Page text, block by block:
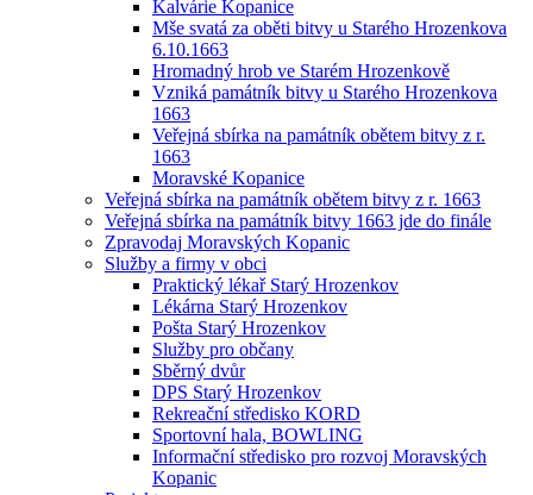
Kalvárie Kopanice
Mše svatá za oběti bitvy u Starého Hrozenkova
6.10.1663
Hromadný hrob ve Starém Hrozenkově
Vzniká památník bitvy u Starého Hrozenkova
1663
Veřejná sbírka na památník obětem bitvy z r.
1663
Moravské Kopanice
Veřejná sbírka na památník obětem bitvy z r. 1663
Veřejná sbírka na památník bitvy 1663 jde do finále
Zpravodaj Moravských Kopanic
Služby a firmy v obci
Praktický lékař Starý Hrozenkov
Lékárna Starý Hrozenkov
Pošta Starý Hrozenkov
Služby pro občany
Sběrný dvůr
DPS Starý Hrozenkov
Rekreační středisko KORD
Sportovní hala, BOWLING
Informační středisko pro rozvoj Moravských
Kopanic